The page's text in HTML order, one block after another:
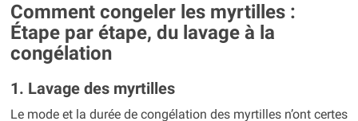
Comment congeler les myrtilles :
Étape par étape, du lavage à la
congélation
1. Lavage des myrtilles
Le mode et la durée de congélation des myrtilles n’ont certes